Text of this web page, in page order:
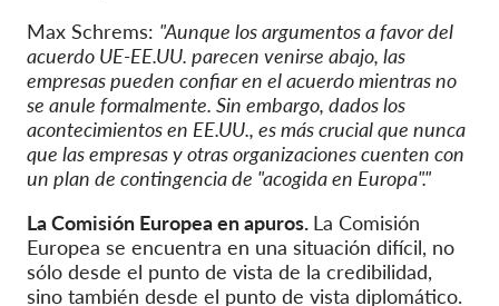
Max Schrems: "Aunque los argumentos a favor del
acuerdo UE-EE.UU. parecen venirse abajo, las
empresas pueden confiar en el acuerdo mientras no
se anule formalmente. Sin embargo, dados los
acontecimientos en EE.UU., es más crucial que nunca
que las empresas y otras organizaciones cuenten con
un plan de contingencia de "acogida en Europa"."
La Comisión Europea en apuros. La Comisión
Europea se encuentra en una situación difícil, no
sólo desde el punto de vista de la credibilidad,
sino también desde el punto de vista diplomático.